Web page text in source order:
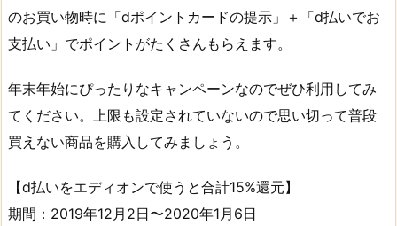
のお買い物時に「dポイントカードの提示」＋「d払いでお
支払い」でポイントがたくさんもらえます。
年末年始にぴったりなキャンペーンなのでぜひ利用してみ
てください。上限も設定されていないので思い切って普段
買えない商品を購入してみましょう。
【d払いをエディオンで使うと合計15%還元】
期間：2019年12月2日〜2020年1月6日